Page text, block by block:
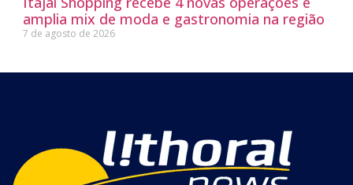
amplia mix de moda e gastronomia na região
7 de agosto de 2026